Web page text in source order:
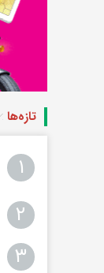
تازه‌ها
۱
۲
۳